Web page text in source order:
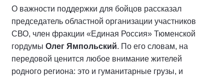
О важности поддержки для бойцов рассказал
председатель областной организации участников
СВО, член фракции «Единая Россия» Тюменской
гордумы Олег Ямпольский. По его словам, на
передовой ценится любое внимание жителей
родного региона: это и гуманитарные грузы, и